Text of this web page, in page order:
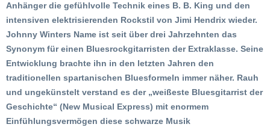
Anhänger die gefühlvolle Technik eines B. B. King und den
intensiven elektrisierenden Rockstil von Jimi Hendrix wieder.
Johnny Winters Name ist seit über drei Jahrzehnten das
Synonym für einen Bluesrockgitarristen der Extraklasse. Seine
Entwicklung brachte ihn in den letzten Jahren den
traditionellen spartanischen Bluesformeln immer näher. Rauh
und ungekünstelt verstand es der „weißeste Bluesgitarrist der
Geschichte“ (New Musical Express) mit enormem
Einfühlungsvermögen diese schwarze Musik